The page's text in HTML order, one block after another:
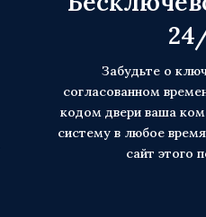
Забудьте о
согласованном
кодом двери ваша
систему в любое
сайт этого